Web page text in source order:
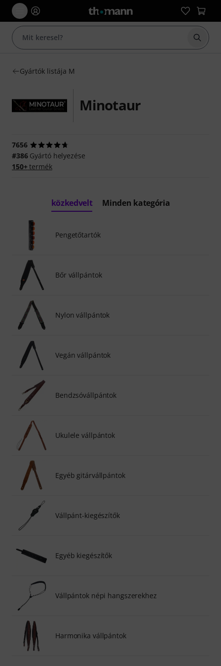
Gyártók listája M
Minotaur
7656
#386Gyártó helyezése
150+termék
közkedvelt Minden kategória
Pengetőtartók
Bőr vállpántok
Nylon vállpántok
Vegán vállpántok
Bendzsóvállpántok
Ukulele vállpántok
Egyéb gitárvállpántok
Vállpánt-kiegészítők
Egyéb kiegészítők
Vállpántok népi hangszerekhez
Harmonika vállpántok